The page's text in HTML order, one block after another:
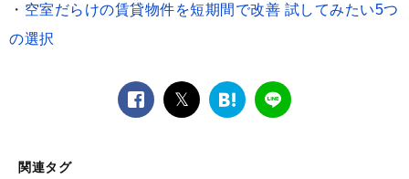
・ 空室だらけの賃貸物件を短期間で改善 試してみたい5つ
の選択
facebook
twitterは
LINE
関連タグ